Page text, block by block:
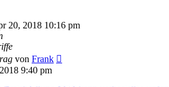
20, 2018 10:16 pm
von Frank
9:40 pm